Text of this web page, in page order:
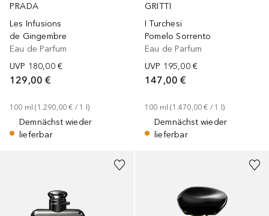
PRADA
Les Infusions
de Gingembre
Eau de Parfum
UVP 180,00 €
129,00 €
100 ml (1.290,00 € / 1 )
Demnächst wieder
lieferbar
GRITTI
I Turchesi
Pomelo Sorrento
Eau de Parfum
UVP 195,00 €
147,00 €
100 ml (1.470,00 € / 1 )
Demnächst wieder
lieferbar
1Größe